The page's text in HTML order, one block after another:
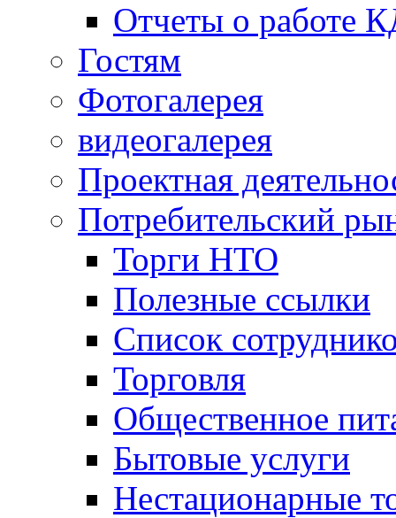
Отчеты о работе
Гостям
Фотогалерея
видеогалерея
Проектная
Потребительский
Торги НТО
Полезные ссылки
Список
Торговля
Общественное
Бытовые услуги
Нестационарные